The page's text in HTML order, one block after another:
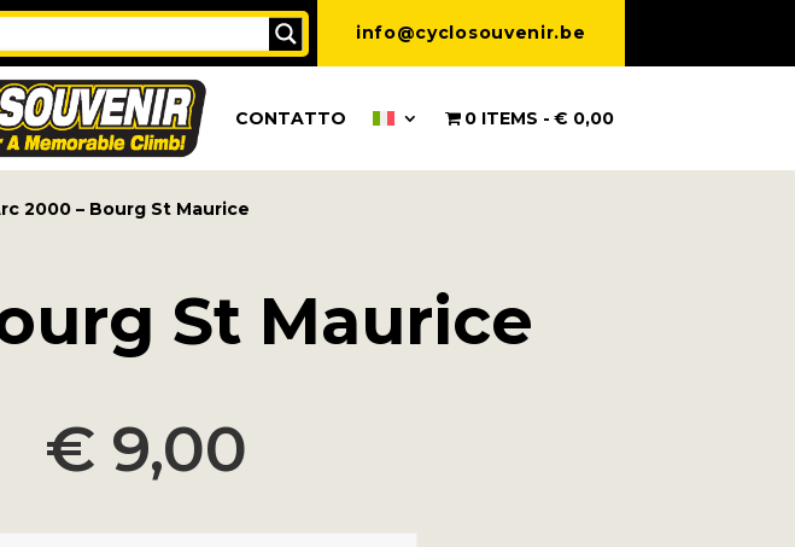
info@cyclosouvenir.be
CONTATTO 0 ITEMS € 0,00
2000 – Bourg St Maurice
St Maurice
€ 9,00